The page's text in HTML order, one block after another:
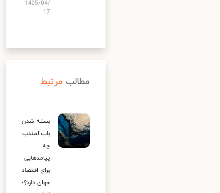
1405/04/
17
مطالب مرتبط
بسته شدن
باب‌المندب
چه
پیامدهایی
برای اقتصاد
جهان دارد؟؛